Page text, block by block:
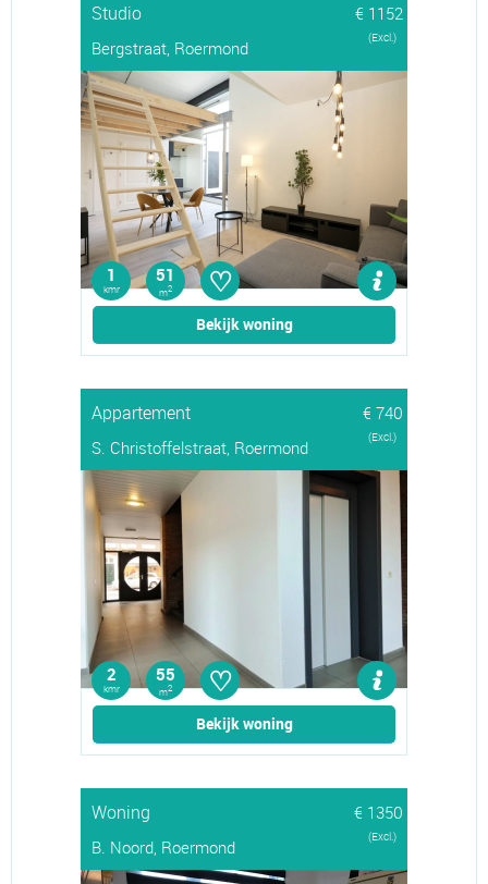
Studio
€ 1152
Bergstraat, Roermond
(Excl.)
1
kmr
51
m2 ♡
Bekijk woning
Appartement
€ 740
S. Christoffelstraat, Roermond
(Excl.)
2
kmr
55
m2 ♡
Bekijk woning
Woning
€ 1350
B. Noord, Roermond
(Excl.)